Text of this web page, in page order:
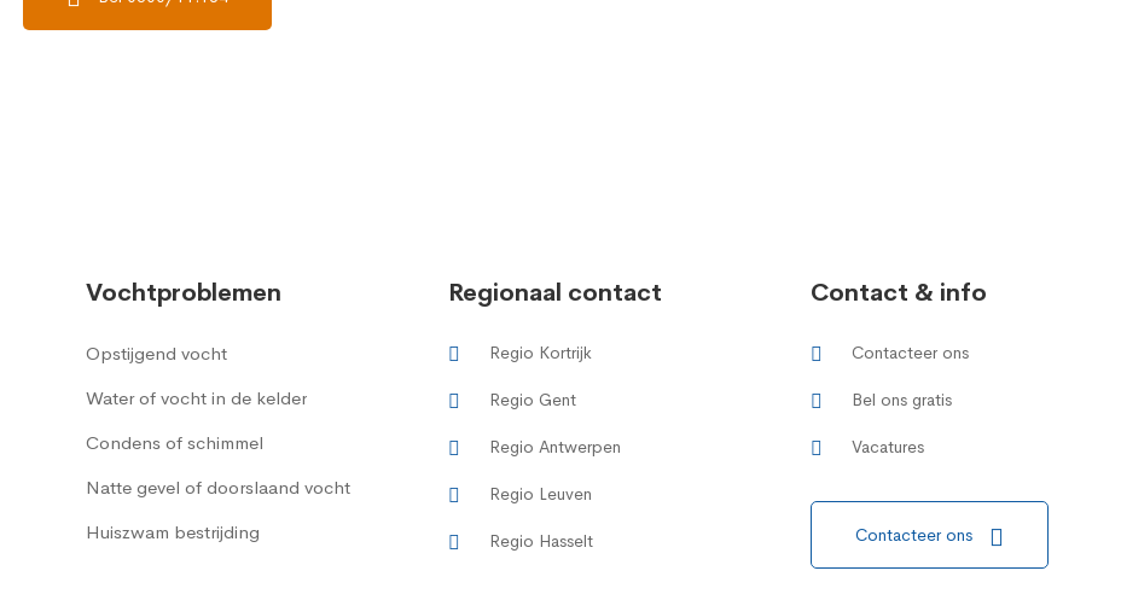
Vochtproblemen
Opstijgend vocht
Water of vocht in de kelder
Condens of schimmel
Natte gevel of doorslaand vocht
Huiszwam bestrijding
Regionaal contact
Regio Kortrijk
Regio Gent
Regio Antwerpen
Regio Leuven
Regio Hasselt
Contact & info
Contacteer ons
Bel ons gratis
Vacatures
Contacteer ons